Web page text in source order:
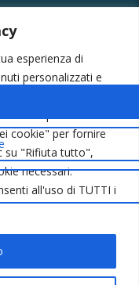
esperienza di
personalizzati e
cookie" per fornire
su "Rifiuta tutto",
necessari.
all'uso di TUTTI i
228/H Napoli
19:00